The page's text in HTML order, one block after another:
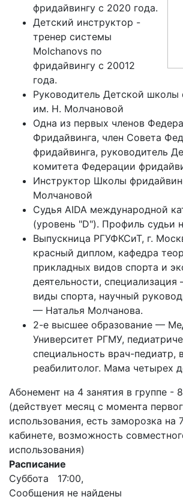
фридайвингу с 2020 года.
Детский инструктор -
тренер системы
Molchanovs по
фридайвингу с 20012
года.
Руководитель Детской школы
им. Н. Молчановой
Одна из первых членов
Фридайвинга, член Совета
фридайвинга, руководитель
комитета Федерации
Инструктор Школы
Молчановой
Судья AIDA международной
(уровень "D"). Профиль судьи
Выпускница РГУФКСиТ, г.
красный диплом, кафедра
прикладных видов спорта и
деятельности,
виды спорта, научный
— Наталья Молчанова.
2-е высшее образование —
Университет РГМУ,
специальность врач-педиатр,
реабилитолог. Мама четырех
Абонемент на 4 занятия в группе -
(действует месяц с момента
использования, есть заморозка на
кабинете, возможность
использования)
Расписание
Суббота 17:00,
Сообщения не найдены